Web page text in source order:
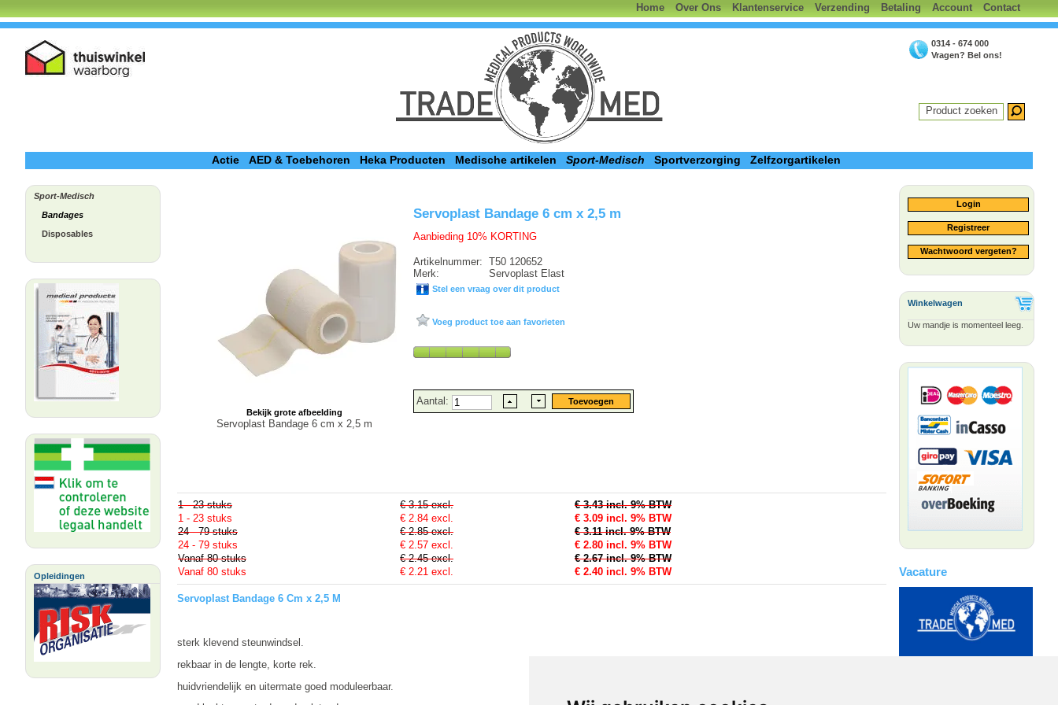
Home Over Ons Klantenservice Verzending Betaling Account Contact
0314 - 674 000
Vragen? Bel ons!
Product zoeken
Actie AED & Toebehoren Heka Producten Medische artikelen Sport-Medisch Sportverzorging Zelfzorgartikelen
Sport-Medisch
Bandages
Disposables
Opleidingen
Login
Registreer
Wachtwoord vergeten?
Winkelwagen
Uw mandje is momenteel leeg.
Vacature
Bekijk grote afbeelding
Servoplast Bandage 6 cm x 2,5 m
Servoplast Bandage 6 cm x 2,5 m
Aanbieding 10% KORTING
Artikelnummer:
Merk:
T50 120652
Servoplast Elast
Stel een vraag over dit product
Voeg product toe aan favorieten
Aantal:
1 - 23 stuks € 3.15 excl.
€ 3.43 incl. 9% BTW
1 - 23 stuks
€ 2.84 excl. € 3.09 incl. 9% BTW
24 - 79 stuks
€ 2.85 excl.
€ 3.11 incl. 9% BTW
24 - 79 stuks
€ 2.57 excl.
€ 2.80 incl. 9% BTW
Vanaf 80 stuks
€ 2.45 excl.
€ 2.67 incl. 9% BTW
Vanaf 80 stuks
€ 2.21 excl. € 2.40 incl. 9% BTW
Servoplast Bandage 6 Cm x 2,5 M
sterk klevend steunwindsel.
rekbaar in de lengte, korte rek.
huidvriendelijk en uitermate goed moduleerbaar.